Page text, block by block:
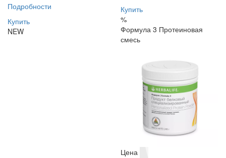
Подробности
Купить
NEW
Купить
%
Формула 3 Протеиновая
смесь
Цена